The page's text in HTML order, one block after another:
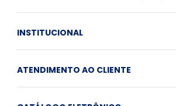
INSTITUCIONAL
ATENDIMENTO AO CLIENTE